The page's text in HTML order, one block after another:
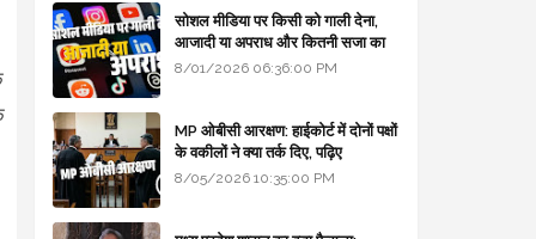
सोशल मीडिया पर किसी को गाली देना,
आजादी या अपराध और कितनी सजा का
प्रावधान - free legal advice
8/01/2026 06:36:00 PM
MP ओबीसी आरक्षण: हाईकोर्ट में दोनों पक्षों
के वकीलों ने क्या तर्क दिए, पढ़िए
8/05/2026 10:35:00 PM